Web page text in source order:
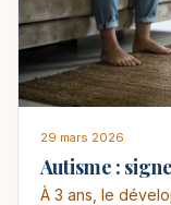
29 mars 2026
Autisme :
À 3 ans, le